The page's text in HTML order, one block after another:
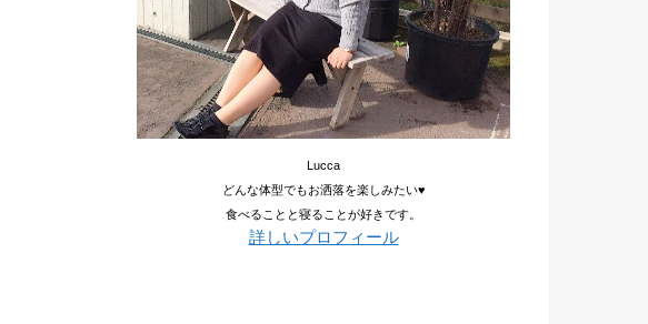
Lucca
どんな体型でもお洒落を楽しみたい♥
食べることと寝ることが好きです。
詳しいプロフィール